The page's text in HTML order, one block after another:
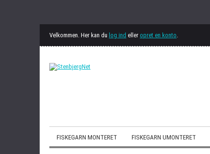
Velkommen. Her kan du log ind eller opret en konto.
FISKEGARN MONTERET FISKEGARN UMONTERET